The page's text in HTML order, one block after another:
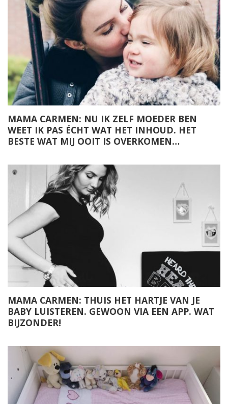
MAMA CARMEN: NU IK ZELF MOEDER BEN
WEET IK PAS ÉCHT WAT HET INHOUD. HET
BESTE WAT MIJ OOIT IS OVERKOMEN…
MAMA CARMEN: THUIS HET HARTJE VAN JE
BABY LUISTEREN. GEWOON VIA EEN APP. WAT
BIJZONDER!